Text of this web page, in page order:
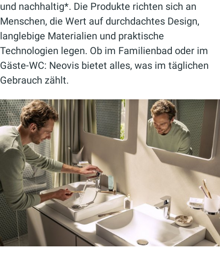
und nachhaltig*. Die Produkte richten sich an
Menschen, die Wert auf durchdachtes Design,
langlebige Materialien und praktische
Technologien legen. Ob im Familienbad oder im
Gäste-WC: Neovis bietet alles, was im täglichen
Gebrauch zählt.